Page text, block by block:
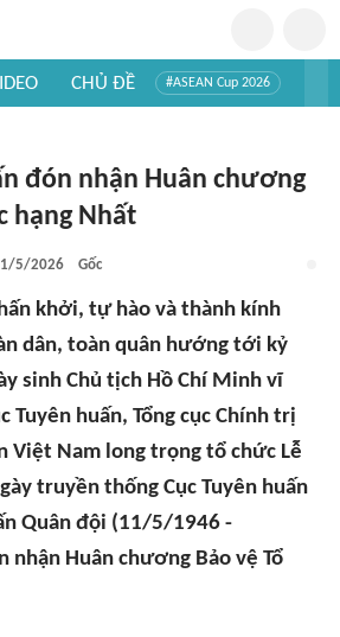
CHỦ ĐỀ #ASEAN Cup 2026
đón nhận Huân chương
hạng Nhất
5/2026 Gốc
khởi, tự hào và thành kính
dân, toàn quân hướng tới kỷ
sinh Chủ tịch Hồ Chí Minh vĩ
Tuyên huấn, Tổng cục Chính trị
Việt Nam long trọng tổ chức Lễ
truyền thống Cục Tuyên huấn
Quân đội (11/5/1946 -
Huân chương Bảo vệ Tổ